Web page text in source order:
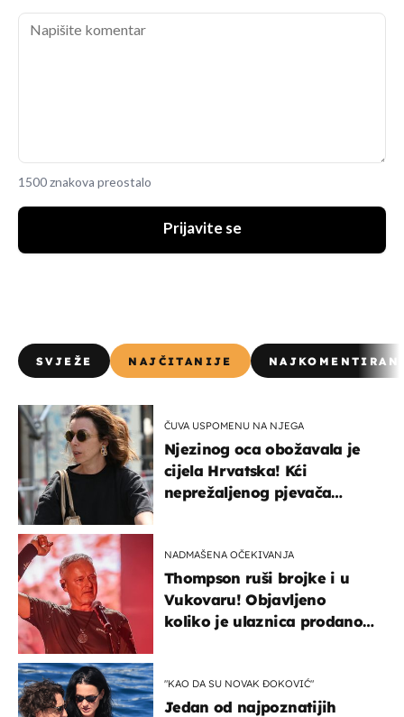
1500 znakova preostalo
Prijavite se
SVJEŽE NAJČITANIJE
ČUVA USPOMENU NA NJEGA
Njezinog oca obožavala je
cijela Hrvatska! Kći
neprežaljenog pjevača
NADMAŠENA OČEKIVANJA
Thompson ruši brojke i u
Vukovaru! Objavljeno
koliko je ulaznica prodano
"KAO DA SU NOVAK ĐOKOVIĆ"
Jedan od najpoznatijih